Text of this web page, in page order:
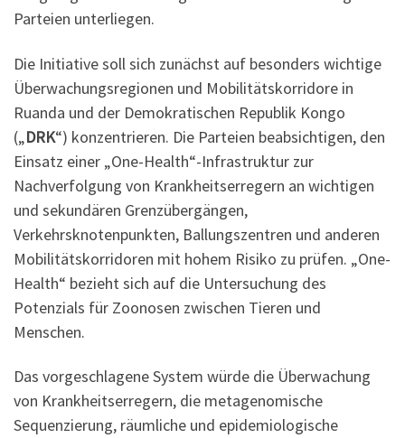
Parteien unterliegen.
Die Initiative soll sich zunächst auf besonders wichtige
Überwachungsregionen und Mobilitätskorridore in
Ruanda und der Demokratischen Republik Kongo
(„DRK“) konzentrieren. Die Parteien beabsichtigen, den
Einsatz einer „One-Health“-Infrastruktur zur
Nachverfolgung von Krankheitserregern an wichtigen
und sekundären Grenzübergängen,
Verkehrsknotenpunkten, Ballungszentren und anderen
Mobilitätskorridoren mit hohem Risiko zu prüfen. „One-
Health“ bezieht sich auf die Untersuchung des
Potenzials für Zoonosen zwischen Tieren und
Menschen.
Das vorgeschlagene System würde die Überwachung
von Krankheitserregern, die metagenomische
Sequenzierung, räumliche und epidemiologische